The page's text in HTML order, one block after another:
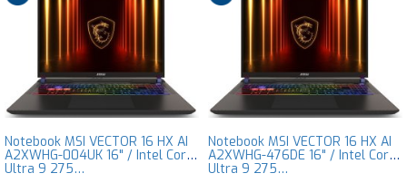
Notebook MSI VECTOR 16 HX AI
A2XWHG-004UK 16" / Intel Core
Ultra 9 275…
Notebook MSI VECTOR 16 HX AI
A2XWHG-476DE 16" / Intel Core
Ultra 9 275…